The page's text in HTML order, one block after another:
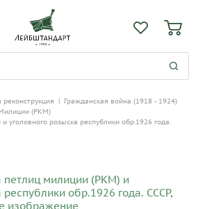
реконструкция | Гражданская война (1918 - 1924)
(РКМ)
уголовного розыска республики обр.1926 года.